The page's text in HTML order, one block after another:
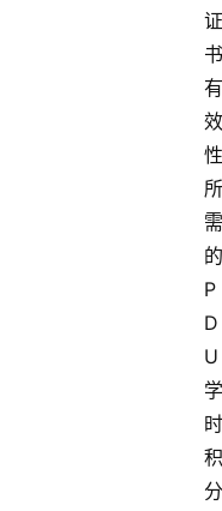
证
书
有
效
性
所
需
的
P
D
U
学
时
积
分